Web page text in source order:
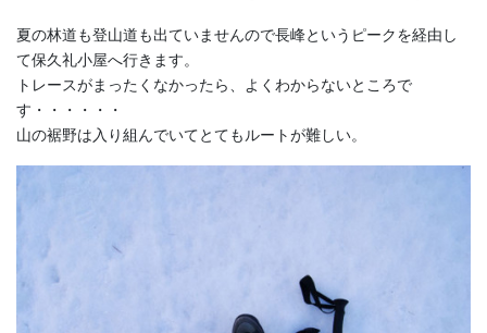
夏の林道も登山道も出ていませんので長峰というピークを経由し
て保久礼小屋へ行きます。
トレースがまったくなかったら、よくわからないところで
す・・・・・・
山の裾野は入り組んでいてとてもルートが難しい。